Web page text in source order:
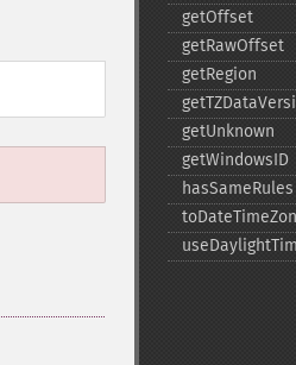
getOffset
getRawOffset
getRegion
getUnknown
getWindowsID
hasSameRules